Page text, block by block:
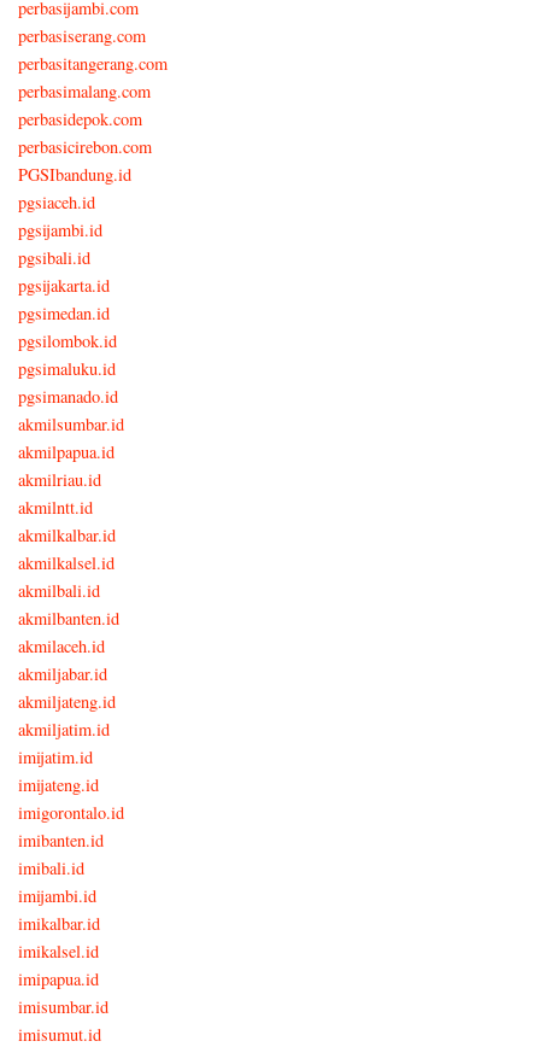
perbasijambi.com
perbasiserang.com
perbasitangerang.com
perbasimalang.com
perbasidepok.com
perbasicirebon.com
PGSIbandung.id
pgsiaceh.id
pgsijambi.id
pgsibali.id
pgsijakarta.id
pgsimedan.id
pgsilombok.id
pgsimaluku.id
pgsimanado.id
akmilsumbar.id
akmilpapua.id
akmilriau.id
akmilntt.id
akmilkalbar.id
akmilkalsel.id
akmilbali.id
akmilbanten.id
akmilaceh.id
akmiljabar.id
akmiljateng.id
akmiljatim.id
imijatim.id
imijateng.id
imigorontalo.id
imibanten.id
imibali.id
imijambi.id
imikalbar.id
imikalsel.id
imipapua.id
imisumbar.id
imisumut.id